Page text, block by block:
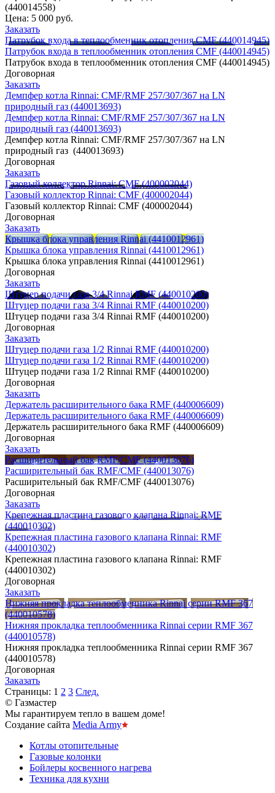
(440014558)
Цена: 5 000 руб.
Заказать
Патрубок входа в теплообменник отопления CMF (440014945)
Патрубок входа в теплообменник отопления CMF (440014945)
Патрубок входа в теплообменник отопления CMF (440014945)
Договорная
Заказать
Демпфер котла Rinnai: CMF/RMF 257/307/367 на LN
природный газ (440013693)
Демпфер котла Rinnai: CMF/RMF 257/307/367 на LN
природный газ (440013693)
Демпфер котла Rinnai: CMF/RMF 257/307/367 на LN
природный газ (440013693)
Договорная
Заказать
Газовый коллектор Rinnai: CMF (400002044)
Газовый коллектор Rinnai: CMF (400002044)
Газовый коллектор Rinnai: CMF (400002044)
Договорная
Заказать
Крышка блока управления Rinnai (4410012961)
Крышка блока управления Rinnai (4410012961)
Крышка блока управления Rinnai (4410012961)
Договорная
Заказать
Штуцер подачи газа 3/4 Rinnai RMF (440010200)
Штуцер подачи газа 3/4 Rinnai RMF (440010200)
Штуцер подачи газа 3/4 Rinnai RMF (440010200)
Договорная
Заказать
Штуцер подачи газа 1/2 Rinnai RMF (440010200)
Штуцер подачи газа 1/2 Rinnai RMF (440010200)
Штуцер подачи газа 1/2 Rinnai RMF (440010200)
Договорная
Заказать
Держатель расширительного бака RMF (440006609)
Держатель расширительного бака RMF (440006609)
Держатель расширительного бака RMF (440006609)
Договорная
Заказать
Расширительный бак RMF/CMF (440013076)
Расширительный бак RMF/CMF (440013076)
Расширительный бак RMF/CMF (440013076)
Договорная
Заказать
Крепежная пластина газового клапана Rinnai: RMF
(440010302)
Крепежная пластина газового клапана Rinnai: RMF
(440010302)
Крепежная пластина газового клапана Rinnai: RMF
(440010302)
Договорная
Заказать
Нижняя прокладка теплообменника Rinnai серии RMF 367
(440010578)
Нижняя прокладка теплообменника Rinnai серии RMF 367
(440010578)
Нижняя прокладка теплообменника Rinnai серии RMF 367
(440010578)
Договорная
Заказать
Страницы: 1 2 3 След.
© Газмастер
Мы гарантируем тепло в вашем доме!
Создание сайта Media Army
Котлы отопительные
Газовые колонки
Бойлеры косвенного нагрева
Техника для кухни